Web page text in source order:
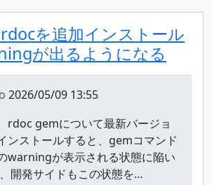
を追加インストール
が出るようになる
2026/05/09 13:55
rdoc gemについて最新バージョ
ンストールすると、gemコマンド
warningが表示される状態に陥い
開発サイドもこの状態を…